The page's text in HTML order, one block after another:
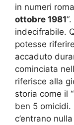
in numeri
ottobre 1981
indecifrabile.
potesse
accaduto
cominciata
riferisce alla
storia come il
ben 5 omicidi.
c’entrano